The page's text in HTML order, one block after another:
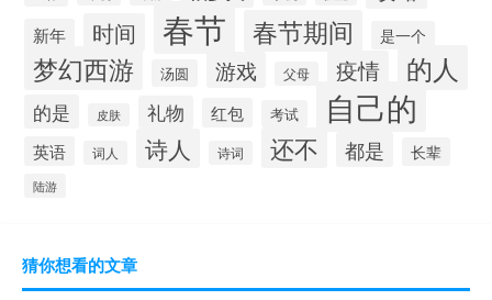
新年 时间 春节 春节期间 是一个
梦幻西游 汤圆 游戏 父母 疫情 的人
的是 皮肤 礼物 红包 考试 自己的
英语 词人 诗人 诗词 还不 都是 长辈
陆游
猜你想看的文章